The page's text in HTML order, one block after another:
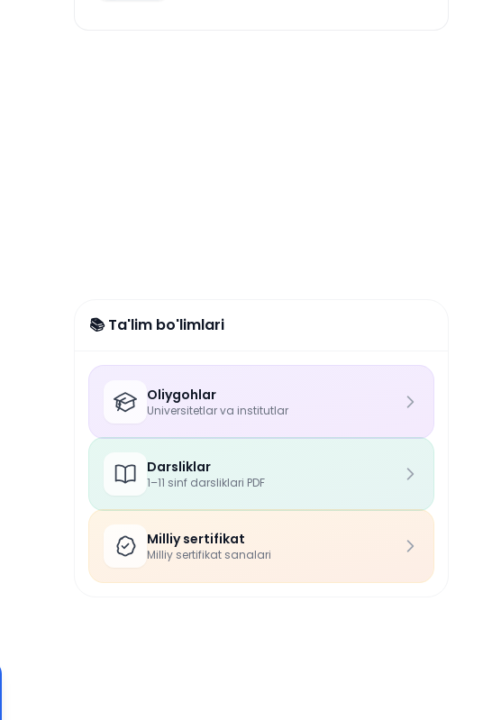
📚 Ta'lim bo'limlari
Oliygohlar
Universitetlar va institutlar
Darsliklar
1–11 sinf darsliklari PDF
Milliy sertifikat
Milliy sertifikat sanalari